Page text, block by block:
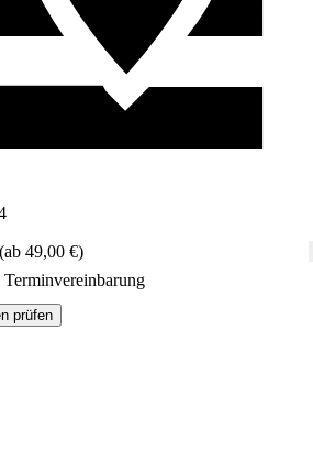
49,00 €)
prüfen